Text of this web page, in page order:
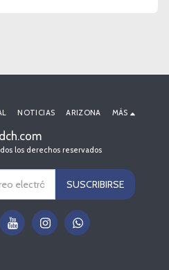
los derechos reservados
NOTICIAS ARIZONA MÁS
SUSCRIBIRSE